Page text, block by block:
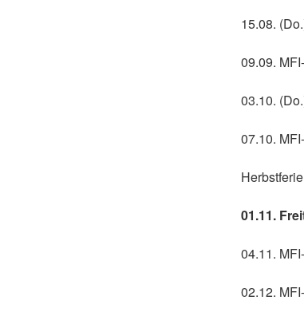
15.08.
09.09.
03.10.
07.10.
01.11.
04.11.
02.12.